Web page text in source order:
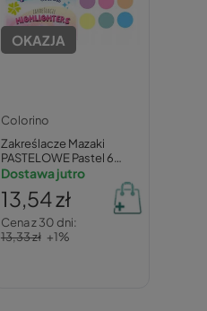
OKAZJA
Colorino
Zakreślacze Mazaki
PASTELOWE Pastel 6
Kolorów Colorino 84965
Dostawa jutro
13,54 zł
Cena z 30 dni:
13,33 zł +1%